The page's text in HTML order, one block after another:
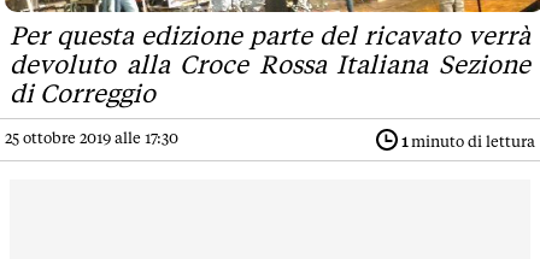
Per questa edizione parte del ricavato verrà
devoluto alla Croce Rossa Italiana Sezione
di Correggio
25 ottobre 2019 alle 17:30 1 minuto di lettura